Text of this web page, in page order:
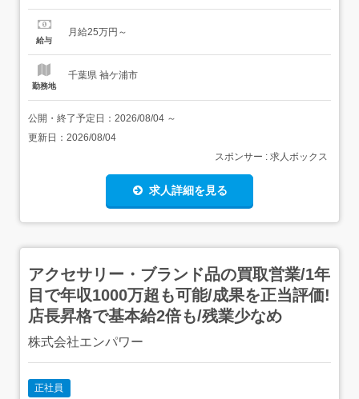
で身体が動かせないご利用者のご自宅に訪問し、おそばで
夜勤は月に10~12回。<仕事内容>見守りがメインの訪問介
給与
月給25万円～
勤務地
千葉県 袖ケ浦市
公開・終了予定日： 2026/08/04 ～
更新日： 2026/08/04
スポンサー : 求人ボックス
求人詳細を見る
アクセサリー・ブランド品の買取営業/1年
目で年収1000万超も可能/成果を正当評価!
店長昇格で基本給2倍も/残業少なめ
株式会社エンパワー
正社員